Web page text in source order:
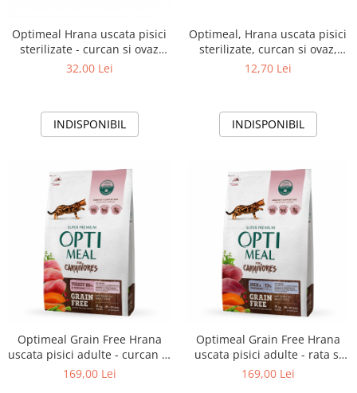
Optimeal Hrana uscata pisici
sterilizate - curcan si ovaz
650g
32,00 Lei
INDISPONIBIL
Optimeal, Hrana uscata pisici
sterilizate, curcan si ovaz,
200g
12,70 Lei
INDISPONIBIL
Optimeal Grain Free Hrana
uscata pisici adulte - curcan si
legume, 4kg
169,00 Lei
Optimeal Grain Free Hrana
uscata pisici adulte - rata si
legume, 4kg
169,00 Lei